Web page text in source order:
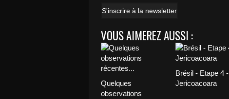
S'inscrire à la newsletter
VOUS AIMEREZ AUSSI :
Quelques
observations
Brésil - Etape 4 -
Jericoacoara